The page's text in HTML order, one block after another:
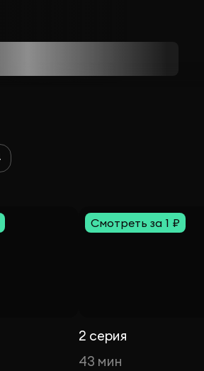
Смотреть за 1 ₽
2 серия
43 мин